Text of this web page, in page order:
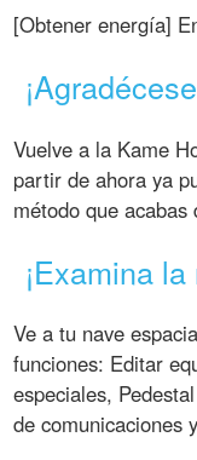
[Obtener energía]
Vuelve a la Kame
partir de ahora ya
método que acabas
¡Examina
Ve a tu nave
funciones: Editar
especiales,
de comunicaciones